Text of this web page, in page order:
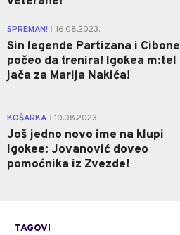
SPREMAN! 16.08.2023.
Sin legende Partizana i Cibone
počeo da trenira! Igokea m:tel
jača za Marija Nakića!
KOŠARKA 10.08.2023.
Još jedno novo ime na klupi
Igokee: Jovanović doveo
pomoćnika iz Zvezde!
TAGOVI